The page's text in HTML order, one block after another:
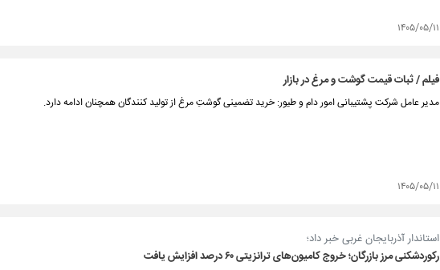
۱۴۰۵/۰۵/۱۱
فیلم / ثبات قیمت گوشت و مرغ در بازار
مدیر عامل شرکت پشتیبانی امور دام و طیور: خرید تضمینی گوشتِ مرغ از تولید کنندگان همچنان ادامه دارد.
۱۴۰۵/۰۵/۱۱
استاندار آذربایجان غربی خبر داد؛
رکوردشکنی مرز بازرگان؛ خروج کامیون‌های ترانزیتی ۶۰ درصد افزایش یافت